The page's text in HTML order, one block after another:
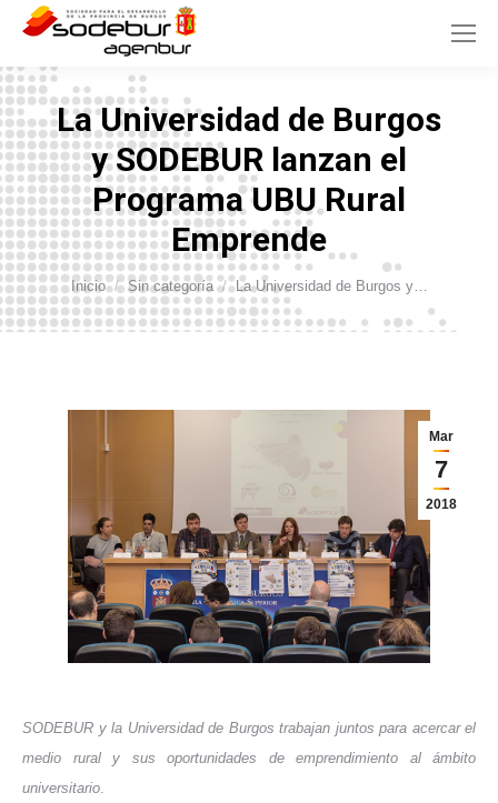
La Universidad de Burgos
y SODEBUR lanzan el
Programa UBU Rural
Emprende
Estás aquí:
Inicio Sin categoría La Universidad de Burgos y…
Mar
7
2018
SODEBUR y la Universidad de Burgos trabajan juntos para acercar el
medio rural y sus oportunidades de emprendimiento al ámbito
universitario.